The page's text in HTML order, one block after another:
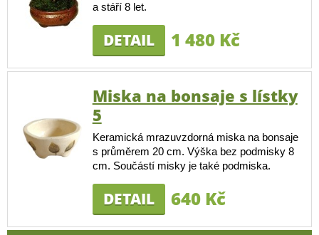
a stáří 8 let.
DETAIL 1 480 Kč
Miska na bonsaje s lístky
5
Keramická mrazuvzdorná miska na bonsaje
s průměrem 20 cm. Výška bez podmisky 8
cm. Součástí misky je také podmiska.
DETAIL 640 Kč